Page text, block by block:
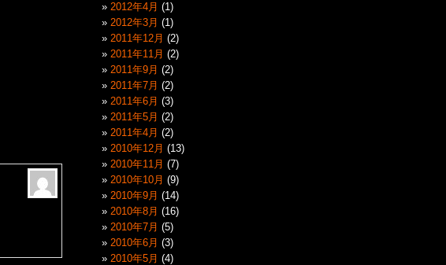
2012年4月 (1)
2012年3月 (1)
2011年12月 (2)
2011年11月 (2)
2011年9月 (2)
2011年7月 (2)
2011年6月 (3)
2011年5月 (2)
2011年4月 (2)
2010年12月 (13)
2010年11月 (7)
2010年10月 (9)
2010年9月 (14)
2010年8月 (16)
2010年7月 (5)
2010年6月 (3)
2010年5月 (4)